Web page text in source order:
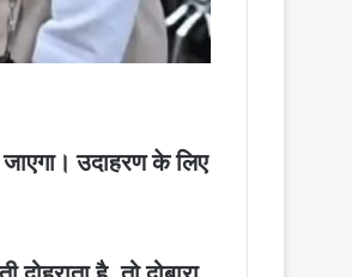
उदाहरण के लिए